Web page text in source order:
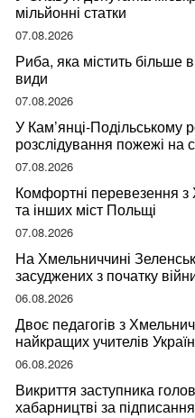
мільйонні статки
07.08.2026
Риба, яка містить більше
види
07.08.2026
У Кам’янці-Подільському
розслідування пожежі на
07.08.2026
Комфортні перевезення
та інших міст Польщі
07.08.2026
На Хмельниччині
засуджених з початку
06.08.2026
Двоє педагогів з
найкращих учителів
06.08.2026
Викриття заступника
хабарництві за